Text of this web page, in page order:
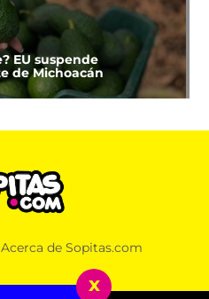
EU suspende
de Michoacán
Acerca de Sopitas.com
x